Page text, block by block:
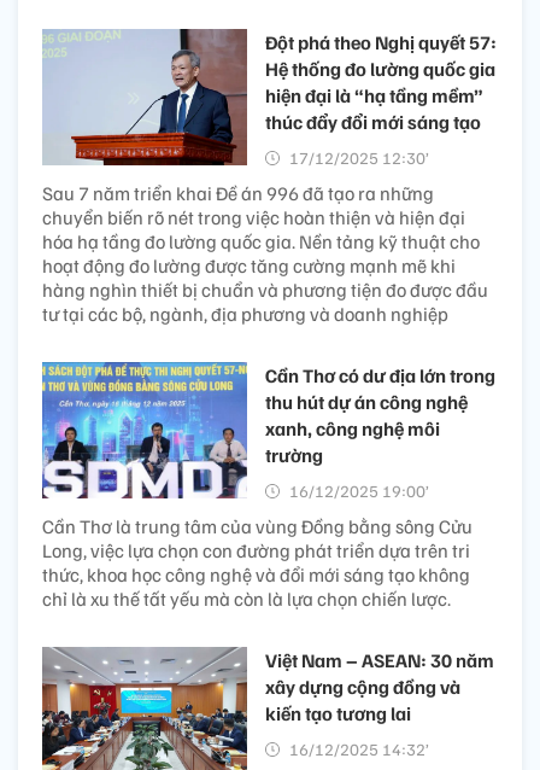
Đột phá theo Nghị quyết 57:
Hệ thống đo lường quốc gia
hiện đại là “hạ tầng mềm”
thúc đẩy đổi mới sáng tạo
17/12/2025 12:30’
Sau 7 năm triển khai Đề án 996 đã tạo ra những
chuyển biến rõ nét trong việc hoàn thiện và hiện đại
hóa hạ tầng đo lường quốc gia. Nền tảng kỹ thuật cho
hoạt động đo lường được tăng cường mạnh mẽ khi
hàng nghìn thiết bị chuẩn và phương tiện đo được đầu
tư tại các bộ, ngành, địa phương và doanh nghiệp
Cần Thơ có dư địa lớn trong
thu hút dự án công nghệ
xanh, công nghệ môi
trường
16/12/2025 19:00’
Cần Thơ là trung tâm của vùng Đồng bằng sông Cửu
Long, việc lựa chọn con đường phát triển dựa trên tri
thức, khoa học công nghệ và đổi mới sáng tạo không
chỉ là xu thế tất yếu mà còn là lựa chọn chiến lược.
Việt Nam – ASEAN: 30 năm
xây dựng cộng đồng và
kiến tạo tương lai
16/12/2025 14:32’